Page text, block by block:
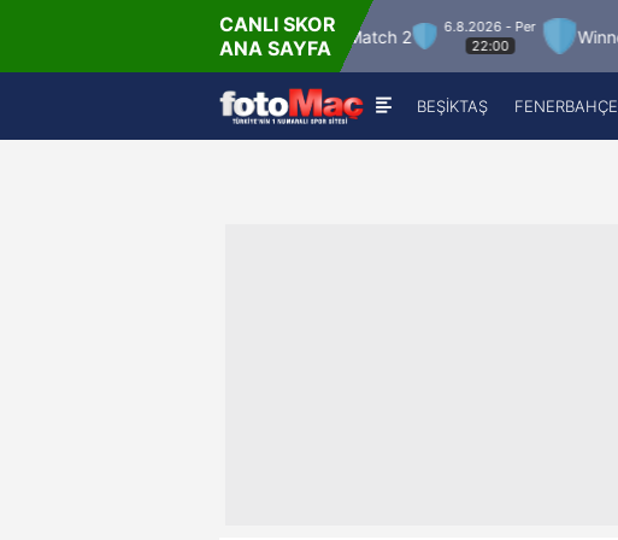
CANLI SKOR
ANA SAYFA
Winner Match 2
6.8.2026 - Per
22:00
Winner Match 3
BEŞİKTAŞ FENERBAHÇE